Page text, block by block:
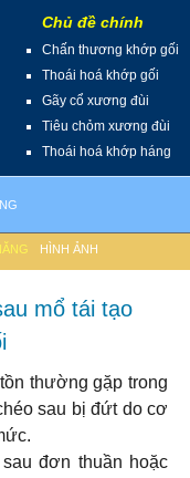
HÌNH ẢNH
Chủ đề chính
Chấn thương khớp gối
Thoái hoá khớp gối
Gãy cổ xương đùi
Tiêu chỏm xương đùi
Thoái hoá khớp háng
mổ tái tạo
thường gặp trong
sau bị đứt do cơ
đơn thuần hoặc